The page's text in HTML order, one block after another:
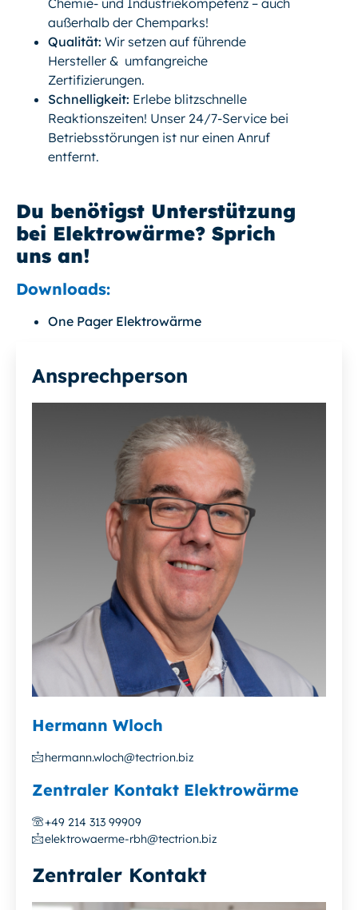
außerhalb der Chemparks!
Qualität: Wir setzen auf führende
Hersteller & umfangreiche
Zertifizierungen.
Schnelligkeit: Erlebe blitzschnelle
Reaktionszeiten! Unser 24/7-Service bei
Betriebsstörungen ist nur einen Anruf
entfernt.
Du benötigst Unterstützung
bei Elektrowärme? Sprich
uns an!
Downloads:
One Pager Elektrowärme
Ansprechperson
Hermann Wloch
hermann.wloch@tectrion.biz
Zentraler Kontakt Elektrowärme
+49 214 313 99909
elektrowaerme-rbh@tectrion.biz
Zentraler Kontakt